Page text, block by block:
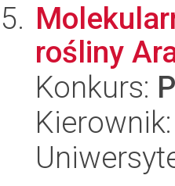
rośliny
Konkurs: